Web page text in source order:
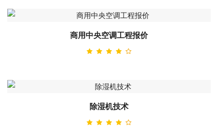
商用中央空调工程报价
除湿机技术